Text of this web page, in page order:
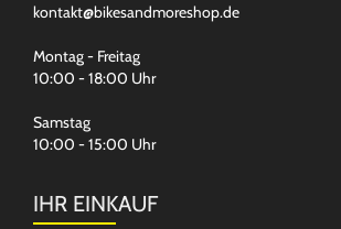
kontakt@bikesandmoreshop.de
Montag - Freitag
10:00 - 18:00 Uhr
Samstag
10:00 - 15:00 Uhr
IHR EINKAUF